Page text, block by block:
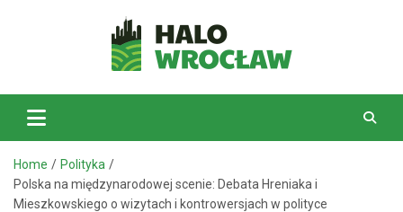
HaloWrocław.pl
Home
Polityka
Polska na międzynarodowej scenie: Debata Hreniaka i
Mieszkowskiego o wizytach i kontrowersjach w polityce